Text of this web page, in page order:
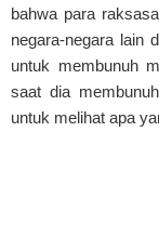
bahwa para
negara-negara lain
untuk membunuh
saat dia
untuk melihat apa